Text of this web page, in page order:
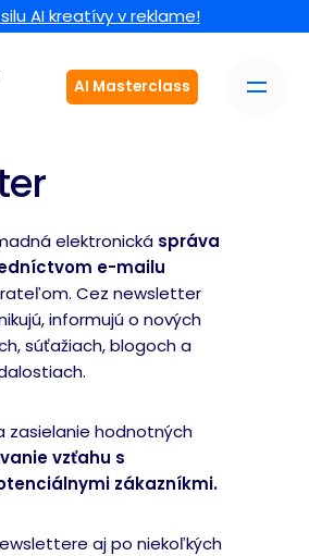
AI kreatívy v reklame!
AI Masterclass
elektronická správa
e-mailu
Cez newsletter
informujú o nových
súťažiach, blogoch a
zasielanie hodnotných
vzťahu s
zákazníkmi.
aj po niekoľkých